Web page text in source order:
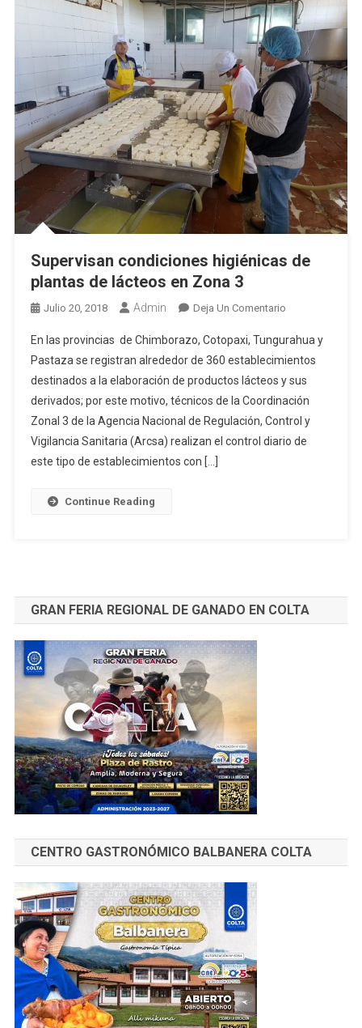
Supervisan condiciones higiénicas de
plantas de lácteos en Zona 3
Julio 20, 2018 Admin Deja Un ComentarioEn
Condiciones
Higiénicas
De
Plantas
De
Lácteos
En las provincias de Chimborazo, Cotopaxi, Tungurahua y
Pastaza se registran alrededor de 360 establecimientos
destinados a la elaboración de productos lácteos y sus
derivados; por este motivo, técnicos de la Coordinación
Zonal 3 de la Agencia Nacional de Regulación, Control y
Vigilancia Sanitaria (Arcsa) realizan el control diario de
este tipo de establecimientos con […]
Continue Reading
GRAN FERIA REGIONAL DE GANADO EN COLTA
CENTRO GASTRONÓMICO BALBANERA COLTA